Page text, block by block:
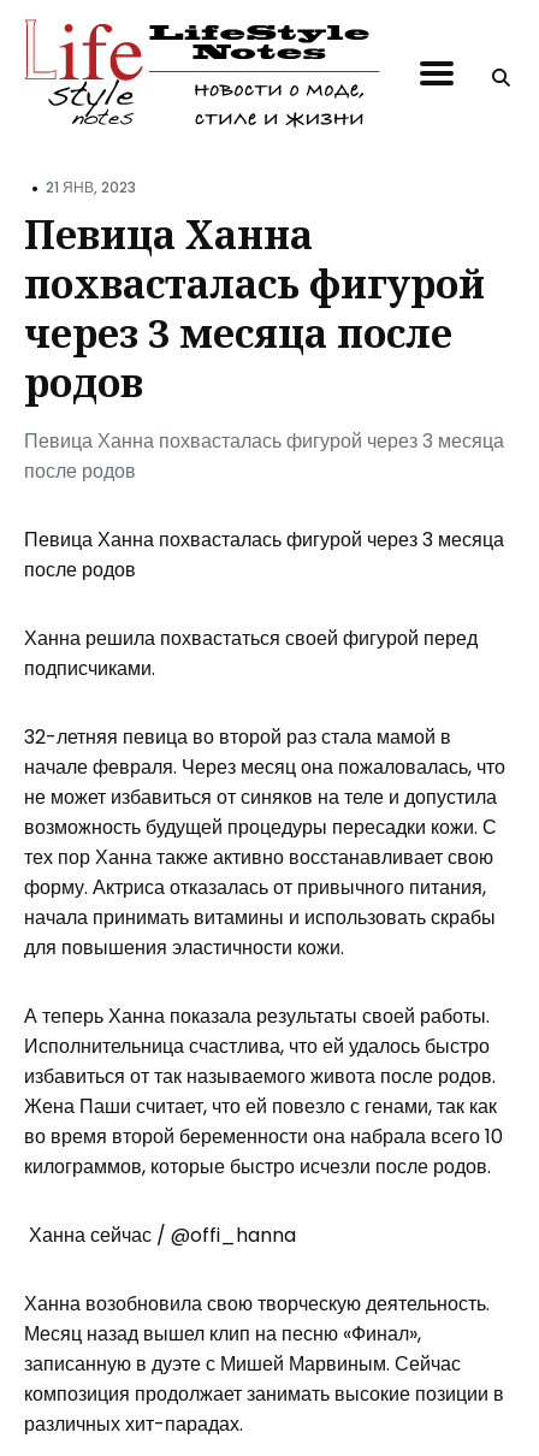
Поиск
• 21 ЯНВ, 2023
Певица Ханна
похвасталась фигурой
через 3 месяца после
родов
Певица Ханна похвасталась фигурой через 3 месяца
после родов
Певица Ханна похвасталась фигурой через 3 месяца
после родов
Ханна решила похвастаться своей фигурой перед
подписчиками.
32-летняя певица во второй раз стала мамой в
начале февраля. Через месяц она пожаловалась, что
не может избавиться от синяков на теле и допустила
возможность будущей процедуры пересадки кожи. С
тех пор Ханна также активно восстанавливает свою
форму. Актриса отказалась от привычного питания,
начала принимать витамины и использовать скрабы
для повышения эластичности кожи.
А теперь Ханна показала результаты своей работы.
Исполнительница счастлива, что ей удалось быстро
избавиться от так называемого живота после родов.
Жена Паши считает, что ей повезло с генами, так как
во время второй беременности она набрала всего 10
килограммов, которые быстро исчезли после родов.
Ханна сейчас / @offi_hanna
Ханна возобновила свою творческую деятельность.
Месяц назад вышел клип на песню «Финал»,
записанную в дуэте с Мишей Марвиным. Сейчас
композиция продолжает занимать высокие позиции в
различных хит-парадах.